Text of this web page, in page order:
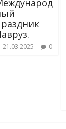
21.03.2025 0